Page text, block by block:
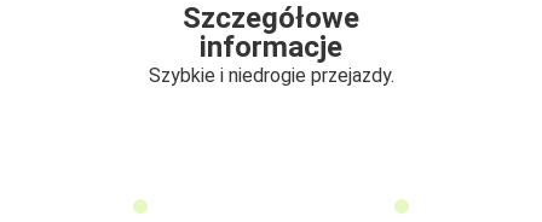
Szczegółowe
informacje
Szybkie i niedrogie przejazdy.